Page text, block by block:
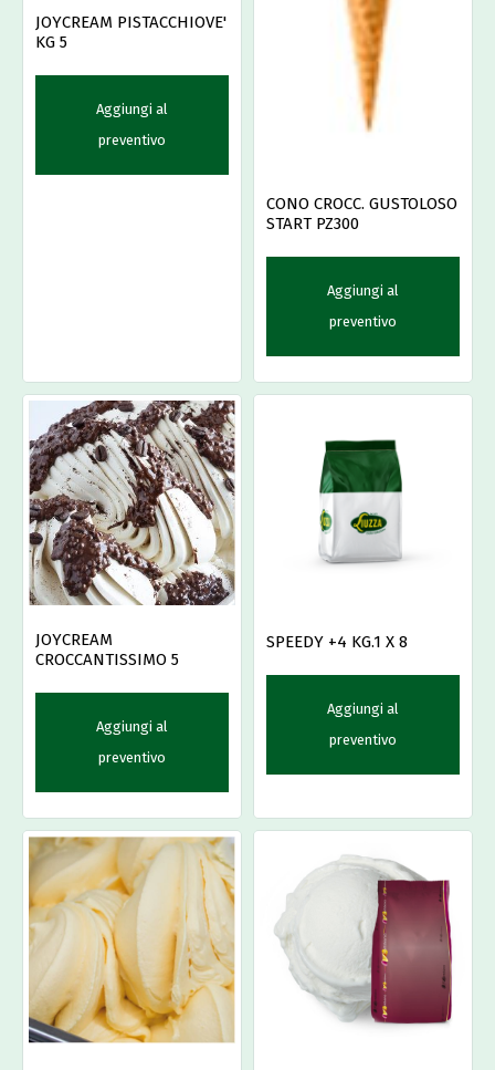
JOYCREAM PISTACCHIOVE'
KG 5
Aggiungi al
preventivo
CONO CROCC. GUSTOLOSO
START PZ300
Aggiungi al
preventivo
JOYCREAM
CROCCANTISSIMO 5
Aggiungi al
preventivo
SPEEDY +4 KG.1 X 8
Aggiungi al
preventivo